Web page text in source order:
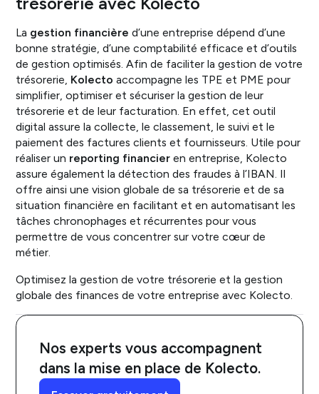
La gestion financière d’une entreprise dépend d’une
bonne stratégie, d’une comptabilité efficace et d’outils
de gestion optimisés. Afin de faciliter la gestion de votre
trésorerie, Kolecto accompagne les TPE et PME pour
simplifier, optimiser et sécuriser la gestion de leur
trésorerie et de leur facturation. En effet, cet outil
digital assure la collecte, le classement, le suivi et le
paiement des factures clients et fournisseurs. Utile pour
réaliser un reporting financier en entreprise, Kolecto
assure également la détection des fraudes à l’IBAN. Il
offre ainsi une vision globale de sa trésorerie et de sa
situation financière en facilitant et en automatisant les
tâches chronophages et récurrentes pour vous
permettre de vous concentrer sur votre cœur de
métier.
Optimisez la gestion de votre trésorerie et la gestion
globale des finances de votre entreprise avec Kolecto.
Nos experts vous accompagnent
dans la mise en place de Kolecto.